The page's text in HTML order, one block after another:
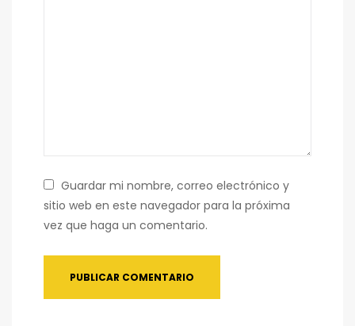
Guardar mi nombre, correo electrónico y
sitio web en este navegador para la próxima
vez que haga un comentario.